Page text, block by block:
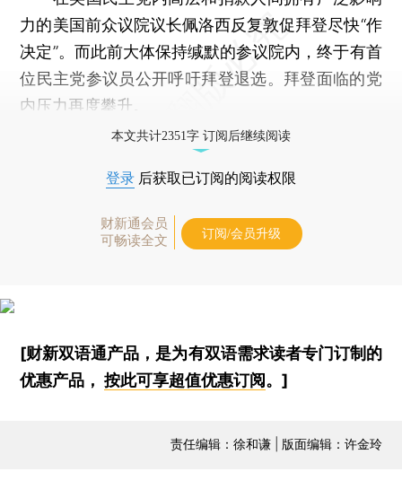
力的美国前众议院议长佩洛西反复敦促拜登尽快“作
决定”。而此前大体保持缄默的参议院内，终于有首
位民主党参议员公开呼吁拜登退选。拜登面临的党
内压力再度攀升。
本文共计2351字 订阅后继续阅读
登录 后获取已订阅的阅读权限
财新通会员
可畅读全文
订阅/会员升级
[财新双语通产品，是为有双语需求读者专门订制的
优惠产品，按此可享超值优惠订阅。]
责任编辑：徐和谦 | 版面编辑：许金玲